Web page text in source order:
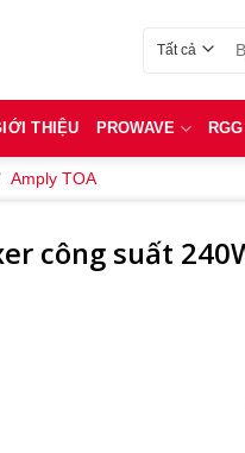
THIỆU PROWAVE RGG
Amply TOA
công suất